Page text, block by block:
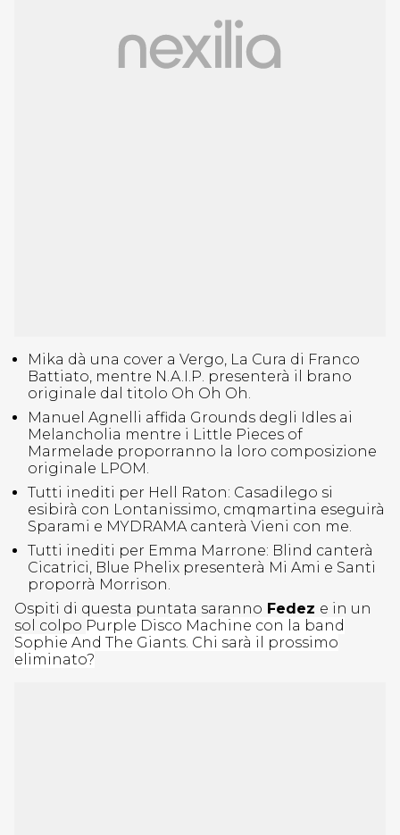
Mika dà una cover a Vergo, La Cura di Franco
Battiato, mentre N.A.I.P. presenterà il brano
originale dal titolo Oh Oh Oh.
Manuel Agnelli affida Grounds degli Idles ai
Melancholia mentre i Little Pieces of
Marmelade proporranno la loro composizione
originale LPOM.
Tutti inediti per Hell Raton: Casadilego si
esibirà con Lontanissimo, cmqmartina eseguirà
Sparami e MYDRAMA canterà Vieni con me.
Tutti inediti per Emma Marrone: Blind canterà
Cicatrici, Blue Phelix presenterà Mi Ami e Santi
proporrà Morrison.
Ospiti di questa puntata saranno Fedez e in un
sol colpo Purple Disco Machine con la band
Sophie And The Giants. Chi sarà il prossimo
eliminato?